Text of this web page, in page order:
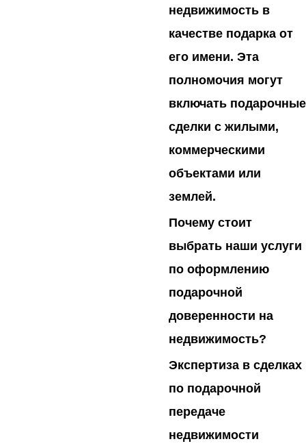
недвижимость в
качестве подарка от
его имени. Эта
полномочия могут
включать подарочные
сделки с жилыми,
коммерческими
объектами или
землей.
Почему стоит
выбрать наши услуги
по оформлению
подарочной
доверенности на
недвижимость?
Экспертиза в сделках
по подарочной
передаче
недвижимости